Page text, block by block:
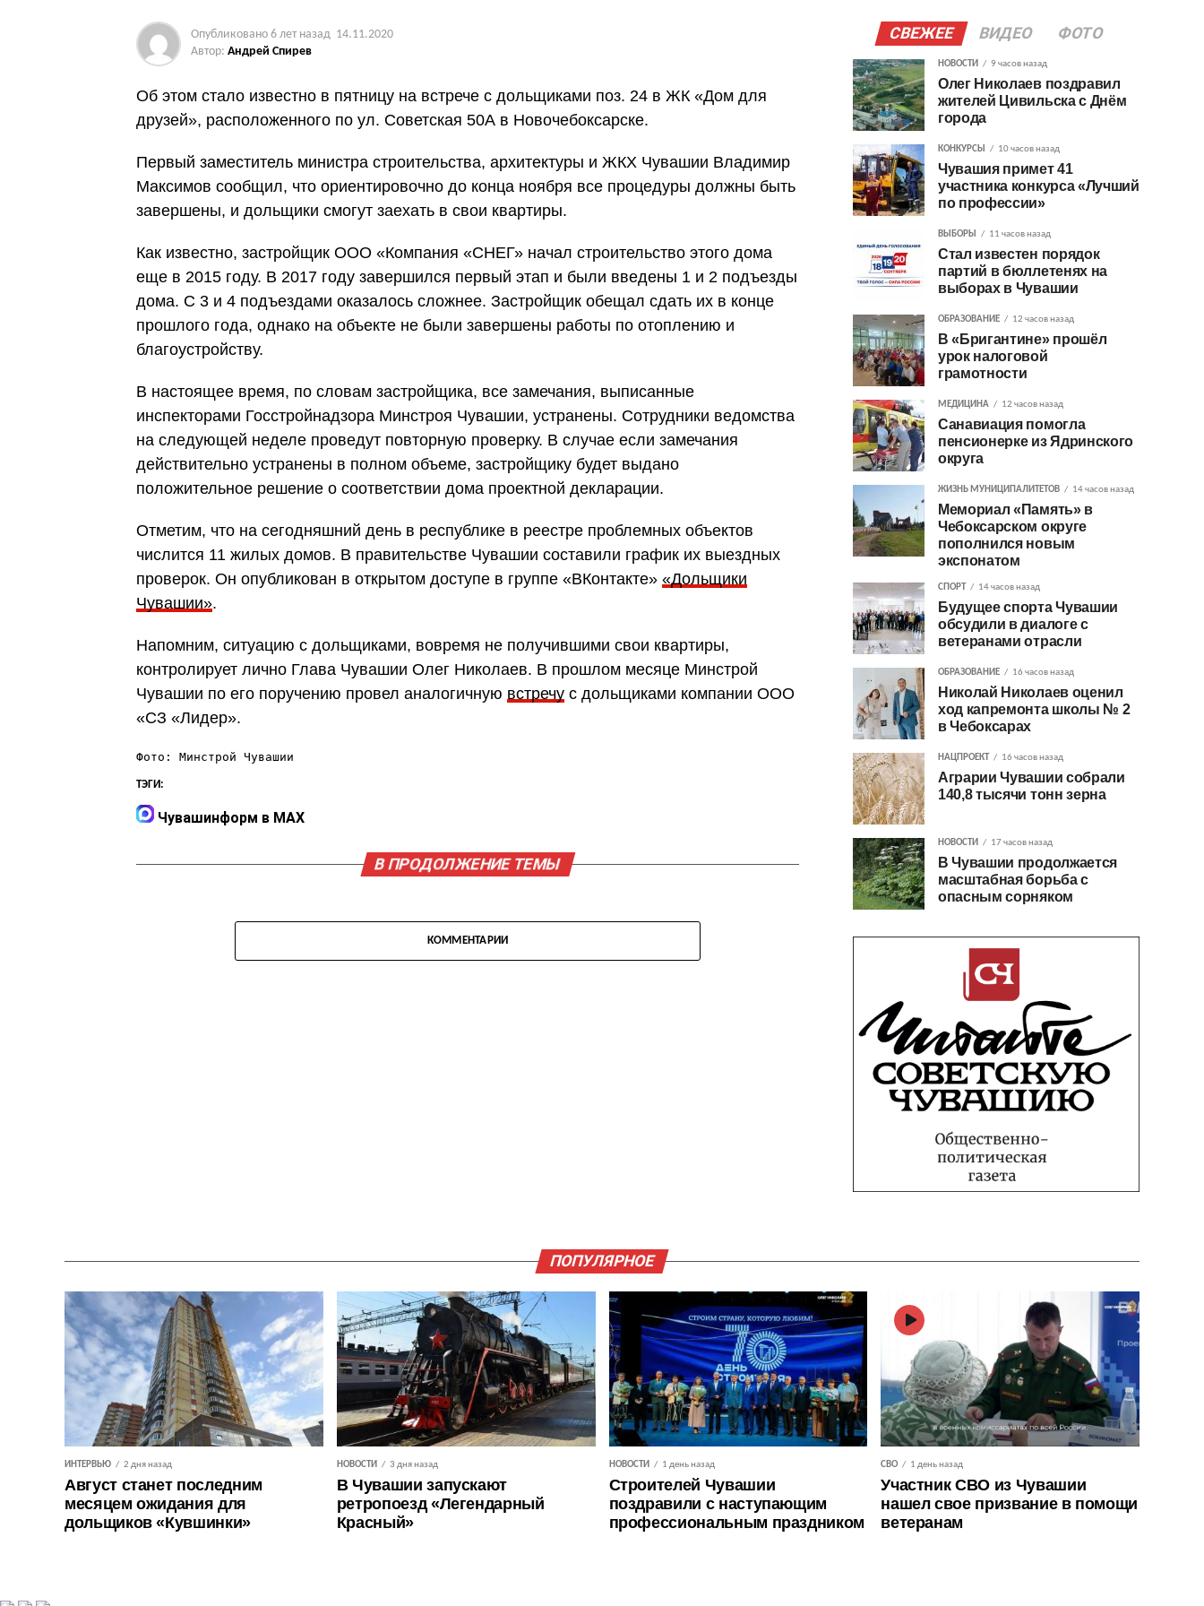
Опубликовано 6 лет назад 14.11.2020
Автор: Андрей Спирев
Об этом стало известно в пятницу на встрече с дольщиками поз. 24 в ЖК «Дом для
друзей», расположенного по ул. Советская 50А в Новочебоксарске.
Первый заместитель министра строительства, архитектуры и ЖКХ Чувашии Владимир
Максимов сообщил, что ориентировочно до конца ноября все процедуры должны быть
завершены, и дольщики смогут заехать в свои квартиры.
Как известно, застройщик ООО «Компания «СНЕГ» начал строительство этого дома
еще в 2015 году. В 2017 году завершился первый этап и были введены 1 и 2 подъезды
дома. С 3 и 4 подъездами оказалось сложнее. Застройщик обещал сдать их в конце
прошлого года, однако на объекте не были завершены работы по отоплению и
благоустройству.
В настоящее время, по словам застройщика, все замечания, выписанные
инспекторами Госстройнадзора Минстроя Чувашии, устранены. Сотрудники ведомства
на следующей неделе проведут повторную проверку. В случае если замечания
действительно устранены в полном объеме, застройщику будет выдано
положительное решение о соответствии дома проектной декларации.
Отметим, что на сегодняшний день в республике в реестре проблемных объектов
числится 11 жилых домов. В правительстве Чувашии составили график их выездных
проверок. Он опубликован в открытом доступе в группе «ВКонтакте» «Дольщики
Чувашии».
Напомним, ситуацию с дольщиками, вовремя не получившими свои квартиры,
контролирует лично Глава Чувашии Олег Николаев. В прошлом месяце Минстрой
Чувашии по его поручению провел аналогичную встречу с дольщиками компании ООО
«СЗ «Лидер».
Фото: Минстрой Чувашии
ТЭГИ:
Чувашинформ в MAX
В ПРОДОЛЖЕНИЕ ТЕМЫ
КОММЕНТАРИИ
СВЕЖЕЕ ВИДЕО ФОТО
НОВОСТИ 9 часов назад
Олег Николаев поздравил
жителей Цивильска с Днём
города
КОНКУРСЫ 10 часов назад
Чувашия примет 41
участника конкурса «Лучший
по профессии»
ВЫБОРЫ 11 часов назад
Стал известен порядок
партий в бюллетенях на
выборах в Чувашии
ОБРАЗОВАНИЕ 12 часов назад
В «Бригантине» прошёл
урок налоговой
грамотности
МЕДИЦИНА 12 часов назад
Санавиация помогла
пенсионерке из Ядринского
округа
ЖИЗНЬ МУНИЦИПАЛИТЕТОВ 14 часов назад
Мемориал «Память» в
Чебоксарском округе
пополнился новым
экспонатом
СПОРТ 14 часов назад
Будущее спорта Чувашии
обсудили в диалоге с
ветеранами отрасли
ОБРАЗОВАНИЕ 16 часов назад
Николай Николаев оценил
ход капремонта школы № 2
в Чебоксарах
НАЦПРОЕКТ 16 часов назад
Аграрии Чувашии собрали
140,8 тысячи тонн зерна
НОВОСТИ 17 часов назад
В Чувашии продолжается
масштабная борьба с
опасным сорняком
ПОПУЛЯРНОЕ
ИНТЕРВЬЮ 2 дня назад
Август станет последним
месяцем ожидания для
дольщиков «Кувшинки»
НОВОСТИ 3 дня назад
В Чувашии запускают
ретропоезд «Легендарный
Красный»
НОВОСТИ 1 день назад
Строителей Чувашии
поздравили с наступающим
профессиональным праздником
СВО 1 день назад
Участник СВО из Чувашии
нашел свое призвание в помощи
ветеранам